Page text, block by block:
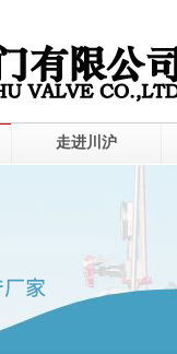
走进川沪